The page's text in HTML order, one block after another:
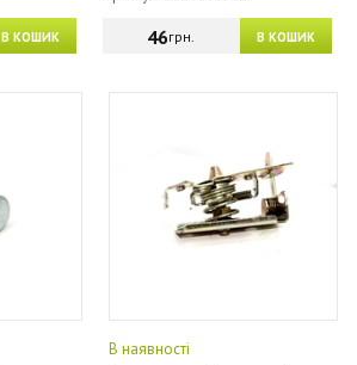
В КОШИК В КОШИК
46грн.
В наявності